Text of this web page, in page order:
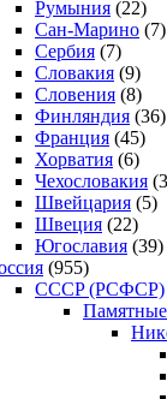
Румыния (22)
Сан-Марино (7)
Сербия (7)
Словакия (9)
Словения (8)
Финляндия (36)
Франция (45)
Хорватия (6)
Чехословакия
Швейцария (5)
Швеция (22)
Югославия (39)
(955)
CCCP (РСФСР)